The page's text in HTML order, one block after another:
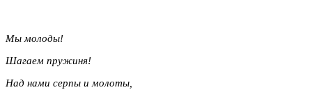
Мы молоды!
Шагаем пружиня!
Над нами серпы и молоты,